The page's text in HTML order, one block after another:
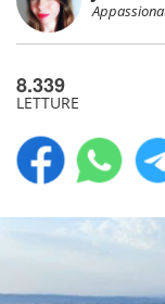
8.339
LETTURE